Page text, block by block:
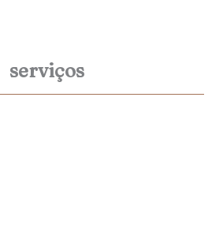
serviços